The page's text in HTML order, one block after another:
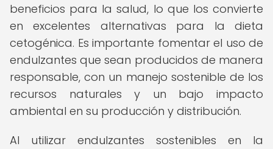
beneficios para la salud, lo que los convierte
en excelentes alternativas para la dieta
cetogénica. Es importante fomentar el uso de
endulzantes que sean producidos de manera
responsable, con un manejo sostenible de los
recursos naturales y un bajo impacto
ambiental en su producción y distribución.
Al utilizar endulzantes sostenibles en la